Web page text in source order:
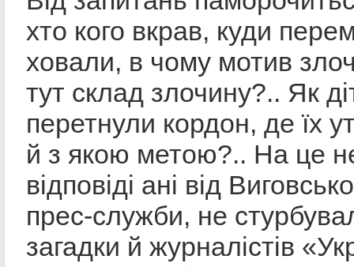
хто кого вкрав, куди
ховали, в чому мотив
тут склад злочину?.. Як
перетнули кордон, де їх
й з якою метою?.. На це
відповіді ані від
прес-служби, не
загадки й журналістів